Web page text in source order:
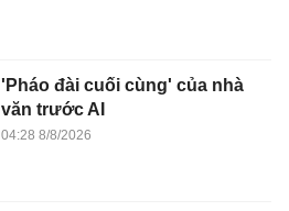
'Pháo đài cuối cùng' của nhà
văn trước AI
04:28 8/8/2026